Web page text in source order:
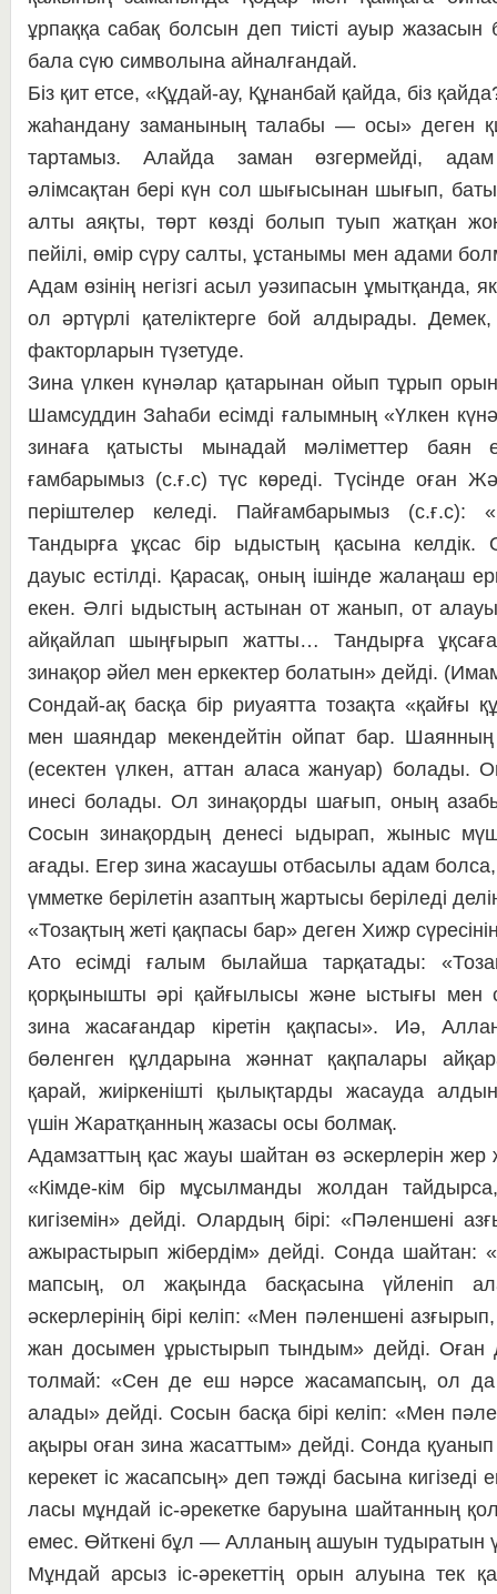
ұрпаққа са­бақ болсын деп тиісті ауыр жа­за­сын
бала сүю символына айналғандай.
Біз қит етсе, «Құдай-ау, Құ­нан­бай қайда, біз
жаһандану за­ма­ны­ның талабы — осы» деген
тартамыз. Алайда за­ман өзгермейді, адам
әлімсақтан бері күн сол шы­ғысынан шығып,
алты аяқты, төрт көз­ді болып туып жатқан
пейілі, өмір сүру сал­ты, ұстанымы мен адами
Адам өзінің не­гізгі асыл уәзипасын ұмытқанда,
ол әртүрлі қа­теліктерге бой алдырады.
фак­тор­ла­рын түзетуде.
Зина үлкен күнәлар қатарынан ой­ып тұрып
Шамсуддин Заһаби есімді ға­л­ымның «Үлкен
зинаға қатысты мы­на­дай мәліметтер баян
ғамбарымыз (с.ғ.с) түс көреді. Тү­сін­­де оған
періштелер келеді. Пайғам­ба­­рымыз (с.ғ.с):
Тандырға ұқсас бір ыдыстың қа­сына келдік.
дауыс естілді. Қарасақ, оның ішінде жалаңаш
екен. Әлгі ыдыстың ас­тынан от жанып, от
айқайлап шың­ғы­рып жатты… Тандырға
зинақор әйел мен еркектер болатын» дейді.
Сондай-ақ басқа бір риуаятта то­зақта «қайғы
мен шаяндар мекендейтін ой­пат бар. Шаянның
(есектен үлкен, аттан аласа жануар) болады.
инесі болады. Ол зи­на­қорды шағып, оның
Сосын зинақордың де­несі ыдырап, жыныс
ағады. Егер зина жа­сау­шы отбасылы адам болса,
үмметке бе­рі­летін азаптың жартысы беріледі
«Тозақтың жеті қақпасы бар» де­ген Хижр
Ато есімді ғалым бы­лай­ша тарқатады:
қорқынышты әрі қай­ғы­лы­сы және ыстығы мен
зина жасағандар кі­ре­тін қақпасы». Иә,
бөленген құлдарына жән­нат қақпалары
қарай, жиір­ке­ніш­ті қылықтарды жасауда
үшін Жарат­қан­ның жазасы осы болмақ.
Адамзаттың қас жауы шайтан өз әскерлерін жер
«Кімде-кім бір мұ­сыл­ман­ды жолдан
кигіземін» дейді. Олардың бірі: «Пәленшені
ажы­рас­ты­рып жібердім» дей­ді. Сонда
мап­сың, ол жақында басқасына үйленіп
әскерлерінің бірі келіп: «Мен пәленшені
жан досымен ұрыс­ты­рып тындым» дейді. Оған
толмай: «Сен де еш нәрсе жасамапсың, ол да
алады» дейді. Со­сын басқа бірі келіп: «Мен
ақыры оған зина жасаттым» дейді. Сон­да
керекет іс жасапсың» деп тәж­ді ба­сына
ласы мұндай іс-әре­кет­ке ба­­руы­на шайтанның
емес. Өйткені бұл — Ал­ланың ашуын тудыратын
Мұндай арсыз іс-әрекеттің орын алуына тек